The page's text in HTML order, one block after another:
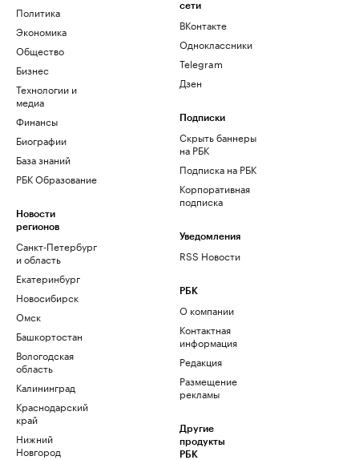
Политика
Экономика
Общество
Бизнес
Технологии и
медиа
Финансы
Биографии
База знаний
РБК Образование
Новости
регионов
Санкт-Петербург
и область
Екатеринбург
Новосибирск
Омск
Башкортостан
Вологодская
область
Калининград
Краснодарский
край
Нижний
Новгород
сети
ВКонтакте
Одноклассники
Telegram
Дзен
Подписки
Скрыть баннеры
на РБК
Подписка на РБК
Корпоративная
подписка
Уведомления
RSS Новости
РБК
О компании
Контактная
информация
Редакция
Размещение
рекламы
Другие
продукты
РБК